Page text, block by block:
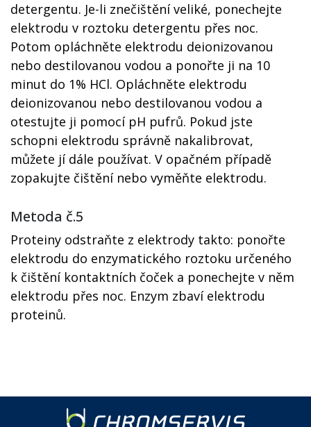
detergentu. Je-li znečištění veliké, ponechejte
elektrodu v roztoku detergentu přes noc.
Potom opláchněte elektrodu deionizovanou
nebo destilovanou vodou a ponořte ji na 10
minut do 1% HCl. Opláchněte elektrodu
deionizovanou nebo destilovanou vodou a
otestujte ji pomocí pH pufrů. Pokud jste
schopni elektrodu správně nakalibrovat,
můžete jí dále používat. V opačném případě
zopakujte čištění nebo vyměňte elektrodu.
Metoda č.5
Proteiny odstraňte z elektrody takto: ponořte
elektrodu do enzymatického roztoku určeného
k čištění kontaktních čoček a ponechejte v něm
elektrodu přes noc. Enzym zbaví elektrodu
proteinů.